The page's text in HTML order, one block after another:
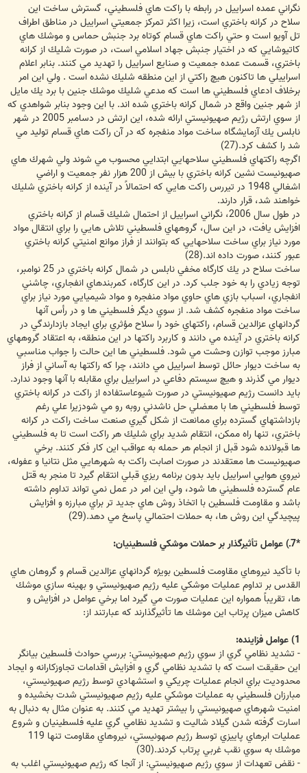
نگراني عمده اسراييل در رابطه با راكت هاي فلسطيني، گسترش ساخت اين
سلاح در كرانه باختري است، زيرا اكثر تمركز جمعيتي اسراييل در مناطق اطراف
تل آويو است و حتي راكت هاي قسام كوتاه برد جنبش حماس و موشك هاي
كاتيوشايي كه در اختيار جنبش جهاد اسلامي است، در صورت شليك از كرانه
باختري، قسمت عمده جمعيت و صنايع اسراييل را تهديد مي كنند. بنابر اعلام
اسراييلي ها تاكنون هيچ راكتي از اين منطقه شليك نشده است . ولي اين امر
برخلاف ادعاي فلسطيني ها است كه مدعي شليك موشك جنين با برد يك مايل
از شهر جنين واقع در شمال كرانه باختري شده اند. با اين وجود بنابر شواهدي كه
از سوي ارتش رژيم صهيونيستي ارائه شده، اين ارتش در دسامبر 2005 در شهر
نابلس يك آزمايشگاه ساخت مواد منفجره كه در آن راكت هاي قسام توليد مي
شد را كشف كرد.(27)
اگرچه راكتهاي فلسطيني سلاحهايي ابتدايي محسوب مي شوند ولي شهرك هاي
صهيونيست نشين كرانه باختري با بيش از 200 هزار نفر جمعيت و اراضي
اشغالي 1948 در تيررس راكت هايي كه احتمالاً در آينده از كرانه باختري شليك
خواهند شد، قرار دارند.
در طول سال 2006، نگراني اسراييل از احتمال شليك قسام از كرانه باختري
افزايش يافت، در اين سال، گروههاي فلسطيني تلاش هايي را براي انتقال مواد
مورد نياز براي ساخت سلاحهايي كه بتوانند از فراز موانع امنيتي كرانه باختري
عبور كنند، صورت داده اند.(28)
ساخت سلاح در يك كارگاه مخفي نابلس در شمال كرانه باختري در 25 نوامبر،
توجه زيادي را به خود جلب كرد. در اين كارگاه، كمربندهاي انفجاري، چاشني
انفجاري، اسباب بازي هاي حاوي مواد منفجره و مواد شيميايي مورد نياز براي
ساخت مواد منفجره كشف شد. از سوي ديگر فلسطيني ها و در رأس آنها
گردانهاي عزالدين قسام، راكتهاي خود را سلاح مؤثري براي ايجاد بازدارندگي در
كرانه باختري در آينده مي دانند و كاربرد راكتها در اين منطقه، به اعتقاد گروههاي
مبارز موجب توازن وحشت مي شود. فلسطيني ها اين حالت را جواب مناسبي
به ساخت ديوار حائل توسط اسراييل مي دانند، چرا كه راكتها به آساني از فراز
ديوار مي گذرند و هيچ سيستم دفاعي در اسراييل براي مقابله با آنها وجود ندارد.
بايد دانست رژيم صهيونيستي در صورت شيوعاستفاده از راكت در كرانه باختري
توسط فلسطيني ها با معضلي حل ناشدني روبه رو مي شودزيرا علي رغم
بازداشتهاي گسترده براي ممانعت از شكل گيري صنعت ساخت راكت در كرانه
باختري، تنها راه ممكن، انتقام شديد براي شليك هر راكت است تا به فلسطيني
ها قبولانده شود قبل از انجام هر حمله به عواقب اين كار فكر كنند. برخي
صهيونيست ها معتقدند در صورت اصابت راكت به شهرهايي مثل نتانيا و عفوله،
نيروي هوايي اسراييل بايد بدون برنامه ريزي قبلي انتقام گيرد تا منجر به قتل
عام گسترده فلسطيني ها شود، ولي اين امر در عمل نمي تواند تداوم داشته
باشد و مقاومت فلسطين با اتخاذ روش هاي جديد تر براي مبارزه و افزايش
پيچيدگي اين روش ها، به حملات احتمالي پاسخ مي دهد.(29)
*7ـ) عوامل تأثيرگذار بر حملات موشكي فلسطينيان:
با تأكيد نيروهاي مقاومت فلسطين بويژه گردانهاي عزالدين قسام و گروهان هاي
القدس بر تداوم عمليات موشكي عليه رژيم صهيونيستي و بهينه سازي موشك
ها، تقريباً همواره اين عمليات صورت مي گيرد اما برخي عوامل در افزايش و
كاهش ميزان پرتاب اين موشك ها تأثيرگذارند كه عبارتند از:
1) عوامل فزاينده:
- تشديد نظامي گري از سوي رژيم صهيونيستي: بررسي حوادث فلسطين بيانگر
اين حقيقت است كه با تشديد نظامي گري و افزايش اقدامات تجاوزكارانه و ايجاد
محدوديت براي انجام عمليات چريكي و استشهادي توسط رژيم صهيونيستي،
مبارزان فلسطيني به عمليات موشكي عليه رژيم صهيونيستي شدت بخشيده و
امنيت شهرهاي صهيونيستي را بيشتر تهديد مي كنند. به عنوان مثال به دنبال به
اسارت گرفته شدن گيلاد شاليت و تشديد نظامي گري عليه فلسطينيان و شروع
عمليات ابرهاي پاييزي توسط رژيم صهونيستي، نيروهاي مقاومت تنها 119
موشك به سوي نقب غربي پرتاب كردند.(30)
- نقض تعهدات از سوي رژيم صهيونيستي: از آنجا كه رژيم صهيونيستي اغلب به